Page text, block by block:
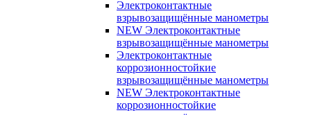
Электроконтактные
взрывозащищённые манометры
NEW Электроконтактные
взрывозащищённые манометры
Электроконтактные
коррозионностойкие
взрывозащищённые манометры
NEW Электроконтактные
коррозионностойкие